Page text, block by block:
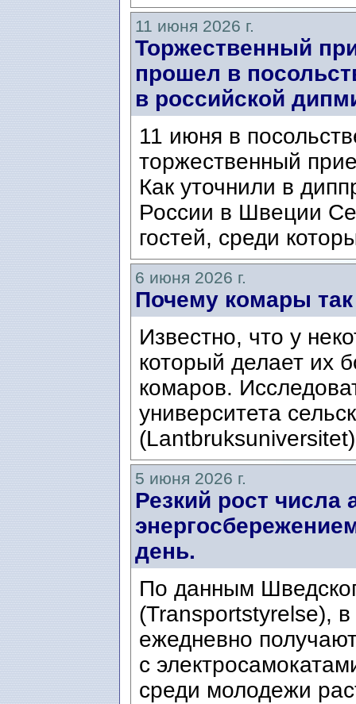
11 июня 2026 г.
Торжественный
прошел в
в российской
11 июня в
торжественный
Как уточнили в
России в Швеции
гостей, среди
6 июня 2026 г.
Почему комары
Известно, что у
который делает их
комаров.
университета
5 июня 2026 г.
Резкий рост числа
день.
По данным
(Transportstyrelse),
ежедневно
с
среди молодежи